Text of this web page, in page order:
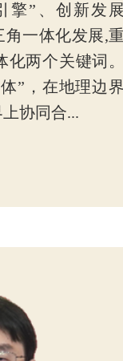
擎”、创新发
角一体化发展,
化两个关键词
”，在地理边
协同合...